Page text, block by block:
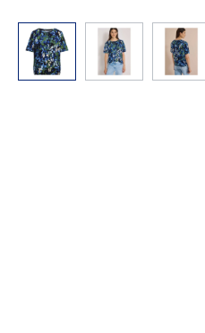
Bildergalerie überspringen